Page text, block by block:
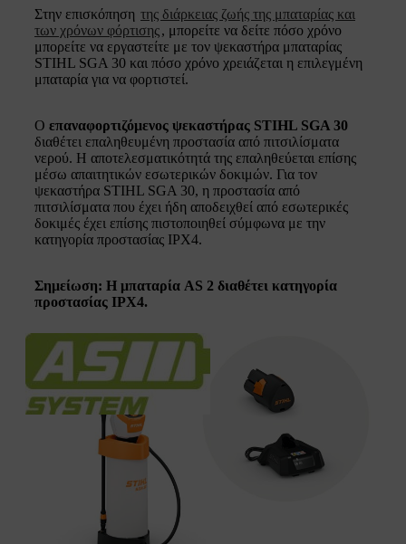
Στην επισκόπηση της διάρκειας ζωής της μπαταρίας και
των χρόνων φόρτισης, μπορείτε να δείτε πόσο χρόνο
μπορείτε να εργαστείτε με τον ψεκαστήρα μπαταρίας
STIHL SGA 30 και πόσο χρόνο χρειάζεται η επιλεγμένη
μπαταρία για να φορτιστεί.
Ο επαναφορτιζόμενος ψεκαστήρας STIHL SGA 30
διαθέτει επαληθευμένη προστασία από πιτσιλίσματα
νερού. Η αποτελεσματικότητά της επαληθεύεται επίσης
μέσω απαιτητικών εσωτερικών δοκιμών. Για τον
ψεκαστήρα STIHL SGA 30, η προστασία από
πιτσιλίσματα που έχει ήδη αποδειχθεί από εσωτερικές
δοκιμές έχει επίσης πιστοποιηθεί σύμφωνα με την
κατηγορία προστασίας IPX4.
Σημείωση: Η μπαταρία AS 2 διαθέτει κατηγορία
προστασίας IPX4.